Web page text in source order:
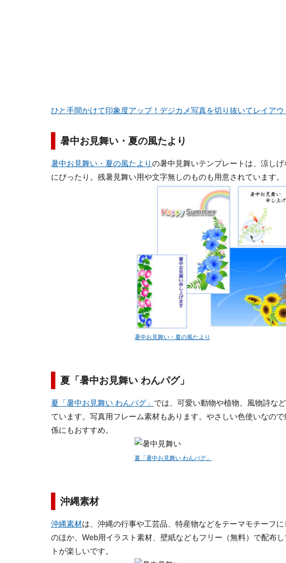
ひと手間かけて印象度アップ！デジカメ写真を切り抜いてレイアウ
暑中お見舞い・夏の風たより
暑中お見舞い・夏の風たより の暑中見舞いテンプレートは、涼し
にぴったり。残暑見舞い用や文字無しのものも用意されています。
暑中お見舞い・夏の風たより
夏「暑中お見舞い わんパグ」
夏「暑中お見舞い わんパグ」 では、可愛い動物や植物、風物詩な
ています。写真用フレーム素材もあります。やさしい色使いなの
係にもおすすめ。
夏「暑中お見舞い わんパグ」
沖縄素材
沖縄素材は、沖縄の行事や工芸品、特産物などをテーマモチーフ
のほか、Web用イラスト素材、壁紙などもフリー（無料）で配布
トが楽しいです。